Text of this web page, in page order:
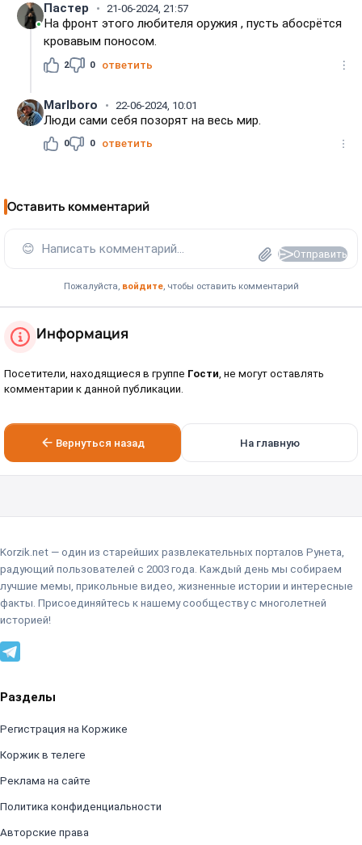
Пастер 21-06-2024, 21:57
На фронт этого любителя оружия , пусть абосрётся
кровавым поносом.
2 0 ответить
Marlboro 22-06-2024, 10:01
Люди сами себя позорят на весь мир.
0 0 ответить
Оставить комментарий
😊 Написать комментарий... Отправить
Пожалуйста, войдите, чтобы оставить комментарий
Информация
Посетители, находящиеся в группе Гости, не могут оставлять
комментарии к данной публикации.
Вернуться назад На главную
Korzik.net — один из старейших развлекательных порталов Рунета,
радующий пользователей с 2003 года. Каждый день мы собираем
лучшие мемы, прикольные видео, жизненные истории и интересные
факты. Присоединяйтесь к нашему сообществу с многолетней
историей!
Разделы
Регистрация на Коржике
Коржик в телеге
Реклама на сайте
Политика конфиденциальности
Авторские права